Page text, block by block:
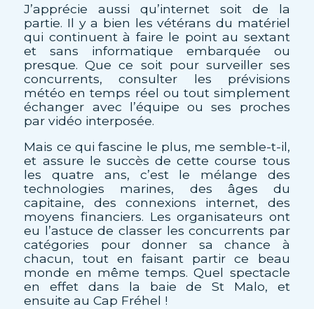
J’apprécie aussi qu’internet soit de la
partie. Il y a bien les vétérans du matériel
qui continuent à faire le point au sextant
et sans informatique embarquée ou
presque. Que ce soit pour surveiller ses
concurrents, consulter les prévisions
météo en temps réel ou tout simplement
échanger avec l’équipe ou ses proches
par vidéo interposée.
Mais ce qui fascine le plus, me semble-t-il,
et assure le succès de cette course tous
les quatre ans, c’est le mélange des
technologies marines, des âges du
capitaine, des connexions internet, des
moyens financiers. Les organisateurs ont
eu l’astuce de classer les concurrents par
catégories pour donner sa chance à
chacun, tout en faisant partir ce beau
monde en même temps. Quel spectacle
en effet dans la baie de St Malo, et
ensuite au Cap Fréhel !